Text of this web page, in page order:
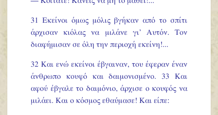
31 Εκείνοι όμως μόλις βγήκαν από το σπίτι
άρχισαν κιόλας να μιλάνε γι’ Αυτόν. Τον
διαφήμισαν σε όλη την περιοχή εκείνη!...
32 Και ενώ εκείνοι έβγαιναν, του έφεραν έναν
άνθρωπο κουφό και δαιμονισμένο. 33 Και
αφού έβγαλε το δαιμόνιο, άρχισε ο κουφός να
μιλάει. Και ο κόσμος εθαύμασε! Και είπε: